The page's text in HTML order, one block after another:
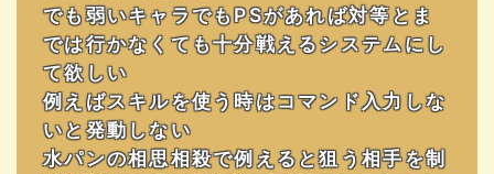
でも弱いキャラでもPSがあれば対等とま
では行かなくても十分戦えるシステムにし
て欲しい
例えばスキルを使う時はコマンド入力しな
いと発動しない
水パンの相思相殺で例えると狙う相手を制